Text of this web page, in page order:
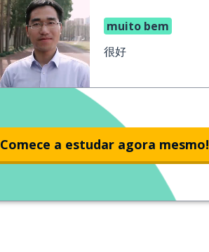
muito bem
很好
Comece a estudar agora mesmo!